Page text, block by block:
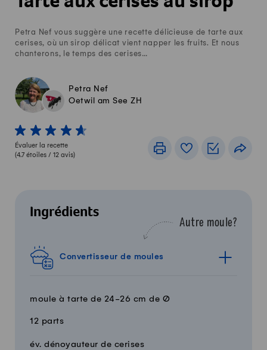
Petra Nef vous suggère une recette délicieuse de tarte aux
cerises, où un sirop délicat vient napper les fruits. Et nous
chanterons, le temps des cerises…
Petra Nef
Oetwil am See ZH
1 von 5 étoiles
2 von 5 étoiles
3 von 5 étoiles
4 von 5 étoiles
5 von 5 étoiles
Évaluer la recette
(4.7 étoiles / 12 avis)
ImprimerLivre de recettes
Listes de
Ingrédients
Autre moule?
Convertisseur de moules
moule à tarte de 24-26 cm de Ø
12 parts
QuantitéIngrédients
év. dénoyauteur de cerises